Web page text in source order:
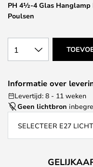
gallerij
PH 4½-4 Glas
Poulsen
1
Informatie over
Levertijd: 8 - 11 weken
Geen lichtbron
SELECTEER E27